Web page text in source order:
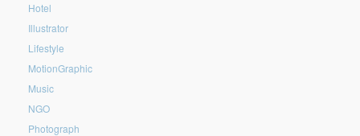
Hotel
Illustrator
Lifestyle
MotionGraphic
Music
NGO
Photograph